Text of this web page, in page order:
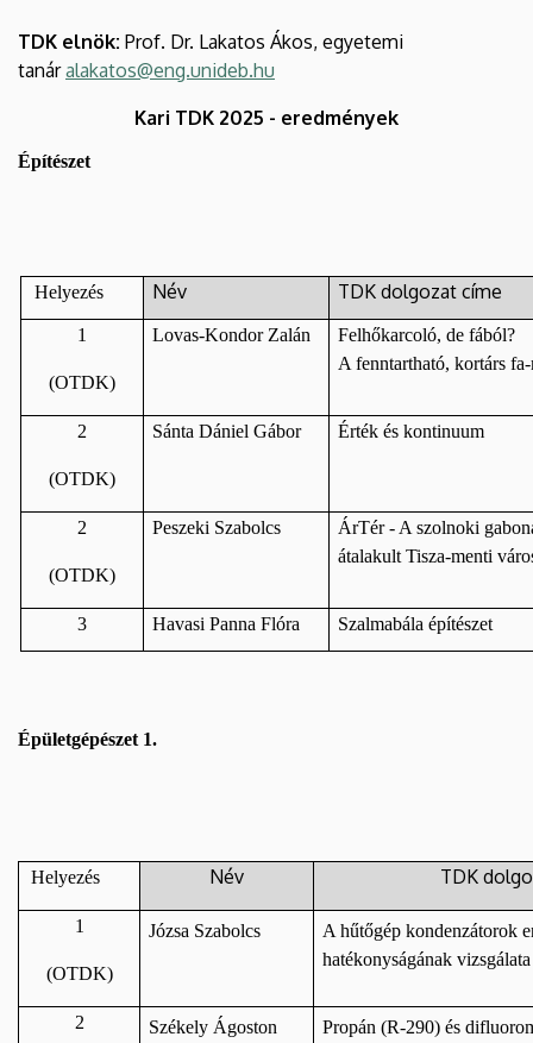
TDK elnök: Prof. Dr. Lakatos Ákos, egyetemi
tanáralakatos@eng.unideb.hu
Kari TDK 2025 - eredmények
Építészet
Helyezés Név TDK dolgozat címe
1
(OTDK)
Lovas-Kondor Zalán
Felhőkarcoló, de fából?
A fenntartható, kortárs fa-
2
(OTDK)
Sánta Dániel Gábor Érték és kontinuum
2
(OTDK)
Peszeki Szabolcs
ÁrTér - A szolnoki
átalakult Tisza-menti
3 Havasi Panna Flóra Szalmabála építészet
Épületgépészet 1.
Helyezés Név TDK
1
(OTDK)
Józsa Szabolcs
A hűtőgép kondenzátorok
hatékonyságának vizsgálata
2 Székely Ágoston
Propán (R-290) és